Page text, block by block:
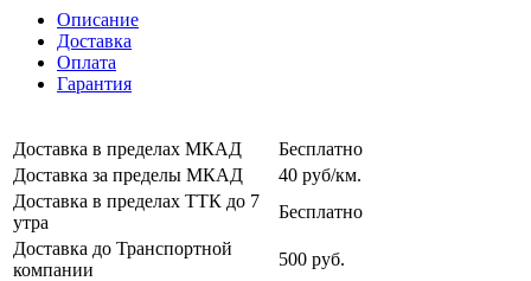
Описание
Доставка
Оплата
Гарантия
Доставка в пределах МКАД
Бесплатно
Доставка за пределы МКАД
40 руб/км.
Доставка в пределах ТТК до 7
утра
Бесплатно
Доставка до Транспортной
компании
500 руб.